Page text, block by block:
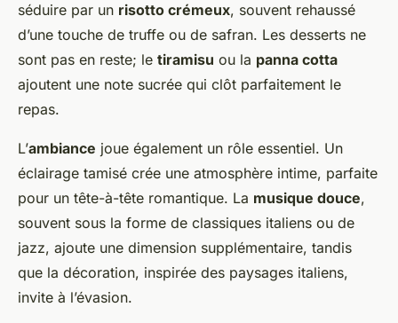
séduire par un risotto crémeux, souvent rehaussé
d’une touche de truffe ou de safran. Les desserts ne
sont pas en reste; le tiramisu ou la panna cotta
ajoutent une note sucrée qui clôt parfaitement le
repas.
L’ambiance joue également un rôle essentiel. Un
éclairage tamisé crée une atmosphère intime, parfaite
pour un tête-à-tête romantique. La musique douce,
souvent sous la forme de classiques italiens ou de
jazz, ajoute une dimension supplémentaire, tandis
que la décoration, inspirée des paysages italiens,
invite à l’évasion.